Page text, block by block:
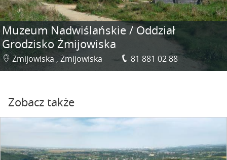
Muzeum Nadwiślańskie / Oddział
Grodzisko Żmijowiska
Żmijowiska , Żmijowiska 81 881 02 88
Zobacz także